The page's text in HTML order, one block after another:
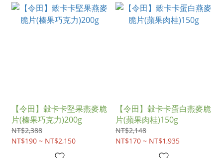
【令田】穀卡卡堅果燕麥脆
片(榛果巧克力)200g
NT$2,388
NT$190 ~ NT$2,150
【令田】穀卡卡蛋白燕麥脆
片(蘋果肉桂)150g
NT$2,148
NT$170 ~ NT$1,935